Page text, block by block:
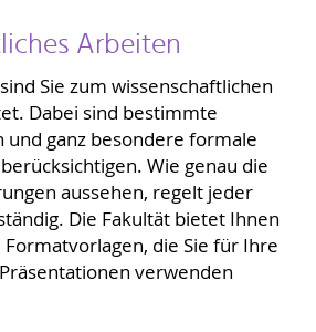
Arbeiten
Sie zum wissenschaftlichen
Dabei sind bestimmte
und ganz besondere formale
Wie genau die
aussehen, regelt jeder
Die Fakultät bietet Ihnen
die Sie für Ihre
verwenden